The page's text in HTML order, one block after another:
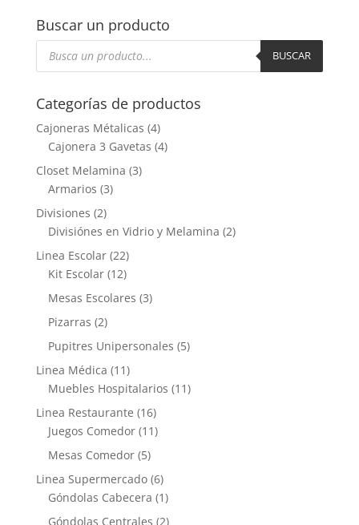
Buscar un producto
Búsqueda
productos
BUSCAR
Categorías de productos
Cajoneras Métalicas (4)
Cajonera 3 Gavetas (4)
Closet Melamina (3)
Armarios (3)
Divisiones (2)
Divisiónes en Vidrio y Melamina (2)
Linea Escolar (22)
Kit Escolar (12)
Mesas Escolares (3)
Pizarras (2)
Pupitres Unipersonales (5)
Linea Médica (11)
Muebles Hospitalarios (11)
Linea Restaurante (16)
Juegos Comedor (11)
Mesas Comedor (5)
Linea Supermercado (6)
Góndolas Cabecera (1)
Góndolas Centrales (2)